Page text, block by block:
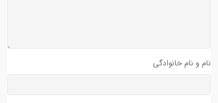
نام و نام خانوادگی